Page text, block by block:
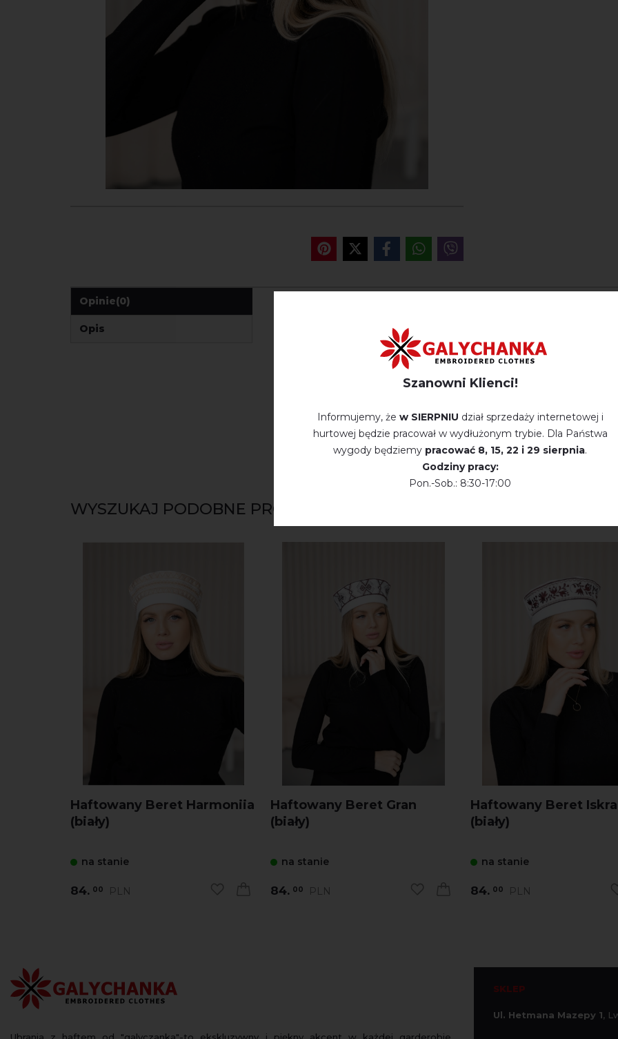
Opinie(0)
Opis
OPINIE O BERET LAHIDKA
Немає відгуків про цей товар.
WYSZUKAJ PODOBNE PRODUKTY
Haftowany Beret Harmoniia
(biały)
na stanie
84. 00 PLN
Haftowany Beret Gran
(biały)
na stanie
84. 00 PLN
Haftowany Beret Iskra
(biały)
na stanie
84. 00 PLN
Ubrania z haftem od "galyczanka"-to ekskluzywny i piękny akcent w każdej garderobie.
SKLEP
Ul. Hetmana Mazepy 1,
Szanowni Klienci!
Informujemy, że w SIERPNIU dział sprzedaży internetowej i
hurtowej będzie pracował w wydłużonym trybie. Dla Państwa
wygody będziemy pracować 8, 15, 22 і 29 sierpnia.
Godziny pracy:
Pon.-Sob.: 8:30-17:00